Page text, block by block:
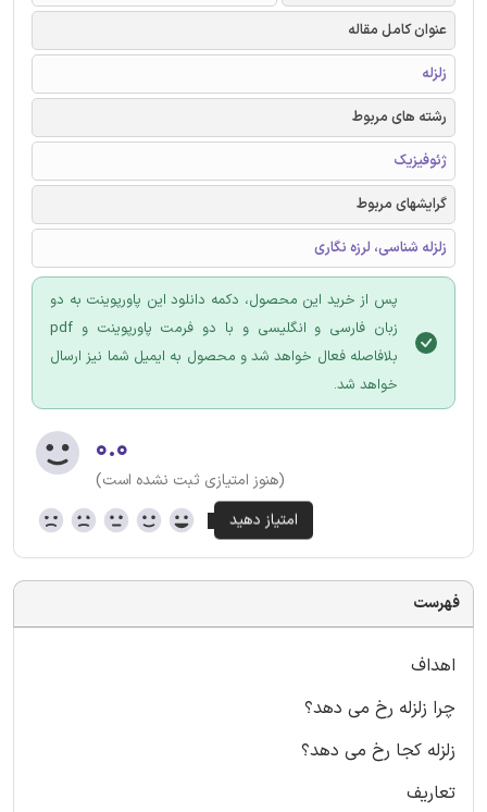
عنوان کامل مقاله
زلزله
رشته های مربوط
ژئوفیزیک
گرایشهای مربوط
زلزله شناسی، لرزه نگاری
پس از خرید این محصول، دکمه دانلود این پاورپوینت به دو
زبان فارسی و انگلیسی و با دو فرمت پاورپوینت و pdf
بلافاصله فعال خواهد شد و محصول به ایمیل شما نیز ارسال
خواهد شد.
۰.۰
(هنوز امتیازی ثبت نشده است)
فهرست
اهداف
چرا زلزله رخ می دهد؟
زلزله کجا رخ می دهد؟
تعاریف